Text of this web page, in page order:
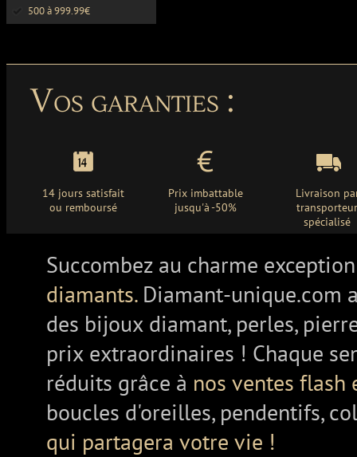
500 à 999.99€
Vos garanties :
14 jours satisfait
ou remboursé
Prix imbattable
jusqu'à -50%
Livraison
spécialisé
Succombez au charme
diamants. Diamant-unique.com
des bijoux diamant, perles,
prix extraordinaires ! Chaque
réduits grâce à nos ventes
boucles d'oreilles, pendentifs,
qui partagera votre vie !